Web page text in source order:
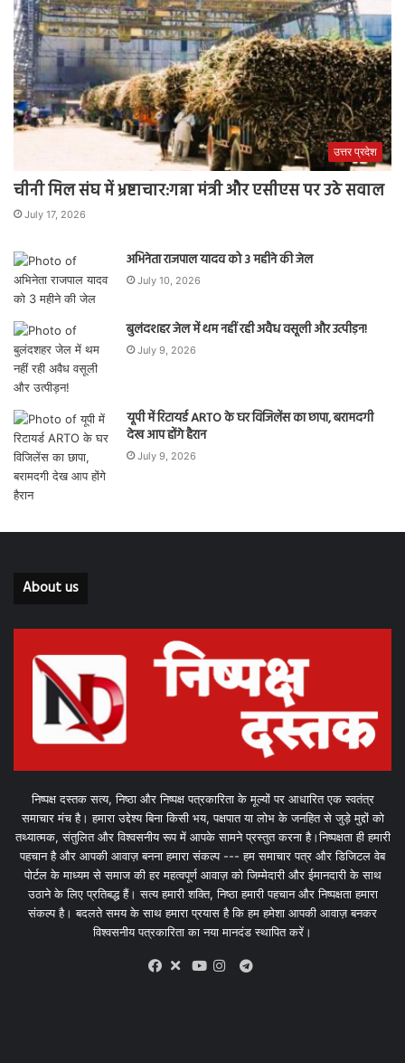
उत्तर प्रदेश
चीनी मिल संघ में भ्रष्टाचार:गन्ना मंत्री और एसीएस पर उठे सवाल
July 17, 2026
अभिनेता राजपाल यादव को 3 महीने की जेल
July 10, 2026
बुलंदशहर जेल में थम नहीं रही अवैध वसूली और उत्पीड़न!
July 9, 2026
यूपी में रिटायर्ड ARTO के घर विजिलेंस का छापा, बरामदगी
देख आप होंगे हैरान
July 9, 2026
About us
निष्पक्ष दस्तक सत्य, निष्ठा और निष्पक्ष पत्रकारिता के मूल्यों पर आधारित एक स्वतंत्र
समाचार मंच है। हमारा उद्देश्य बिना किसी भय, पक्षपात या लोभ के जनहित से जुड़े मुद्दों को
तथ्यात्मक, संतुलित और विश्वसनीय रूप में आपके सामने प्रस्तुत करना है।निष्पक्षता ही हमारी
पहचान है और आपकी आवाज़ बनना हमारा संकल्प --- हम समाचार पत्र और डिजिटल वेब
पोर्टल के माध्यम से समाज की हर महत्वपूर्ण आवाज़ को जिम्मेदारी और ईमानदारी के साथ
उठाने के लिए प्रतिबद्ध हैं। सत्य हमारी शक्ति, निष्ठा हमारी पहचान और निष्पक्षता हमारा
संकल्प है। बदलते समय के साथ हमारा प्रयास है कि हम हमेशा आपकी आवाज़ बनकर
विश्वसनीय पत्रकारिता का नया मानदंड स्थापित करें।
X
Telegram